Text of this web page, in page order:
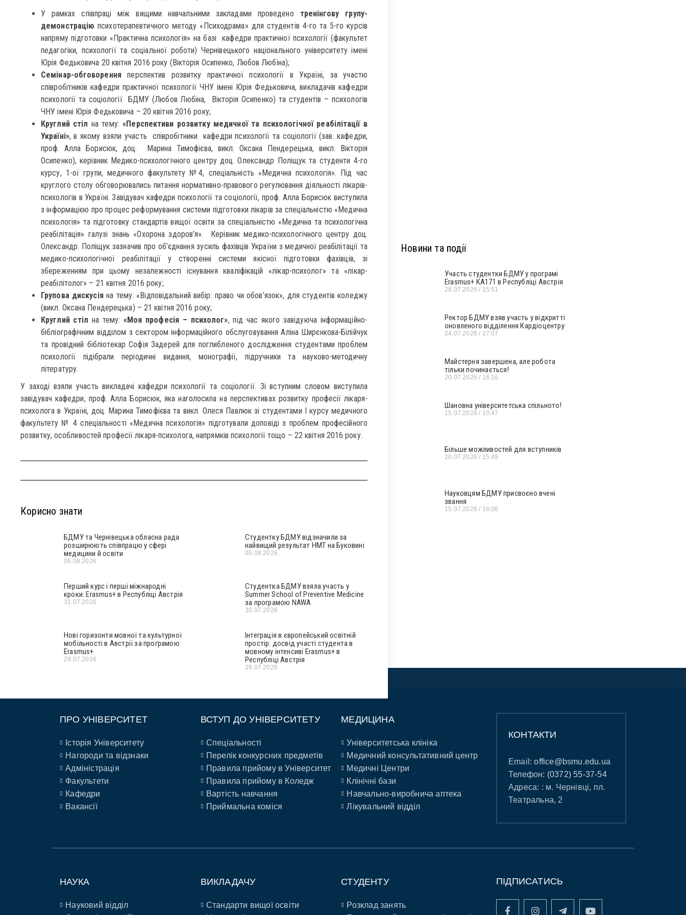
У рамках співпраці між вищими навчальними закладами проведено тренінгову групу-
демонстрацію психотерапевтичного методу «Психодрама» для студентів 4-го та 5-го курсів
напряму підготовки «Практична психологія» на базі кафедри практичної психології (факультет
педагогіки, психології та соціальної роботи) Чернівецького національного університету імені
Юрія Федьковича 20 квітня 2016 року (Вікторія Осипенко, Любов Любіна);
Семінар-обговоренняперспектив розвитку практичної психології в Україні, за участю
співробітників кафедри практичної психології ЧНУ імені Юрія Федьковича, викладачів кафедри
психології та соціології БДМУ (Любов Любіна, Вікторія Осипенко) та студентів – психологів
ЧНУ імені Юрія Федьковича – 20 квітня 2016 року;
Круглий стіл на тему:«Перспективи розвитку медичної та психологічної реабілітації в
Україні», в якому взяли участь співробітники кафедри психології та соціології (зав. кафедри,
проф. Алла Борисюк, доц. Марина Тимофієва, викл. Оксана Пендерецька, викл. Вікторія
Осипенко), керівник Медико-психологічного центру доц. Олександр Поліщук та студенти 4-го
курсу, 1-ої групи, медичного факультету №4, спеціальність «Медична психологія». Під час
круглого столу обговорювались питання нормативно-правового регулювання діяльності лікарів-
психологів в Україні. Завідувач кафедри психології та соціології, проф. Алла Борисюк виступила
з інформацією про процес реформування системи підготовки лікарів за спеціальністю «Медична
психологія» та підготовку стандартів вищої освіти за спеціальністю «Медична та психологічна
реабілітація» галузі знань «Охорона здоров’я». Керівник медико-психологічного центру доц.
Олександр. Поліщук зазначив про об’єднання зусиль фахівців України з медичної реабілітації та
медико-психологічної реабілітації у створенні системи якісної підготовки фахівців, зі
збереженням при цьому незалежності існування кваліфікацій «лікар-психолог» та «лікар-
реабілітолог» – 21 квітня 2016 року;
Групова дискусіяна тему: «Відповідальний вибір: право чи обов’язок», для студентів коледжу
(викл. Оксана Пендерецька) – 21 квітня 2016 року;
Круглий стіл на тему: «Моя професія – психолог», під час якого завідуюча інформаційно-
бібліографічним відділом з сектором інформаційного обслуговування Аліна Ширєнкова-Білійчук
та провідний бібліотекар Софія Задерей для поглибленого дослідження студентами проблем
психології підібрали періодичні видання, монографії, підручники та науково-методичну
літературу.
У заході взяли участь викладачі кафедри психології та соціології. Зі вступним словом виступила
завідувач кафедри, проф. Алла Борисюк, яка наголосила на перспективах розвитку професії лікаря-
психолога в Україні, доц. Марина Тимофієва та викл. Олеся Павлюк зі студентами І курсу медичного
факультету № 4 спеціальності «Медична психологія» підготували доповіді з проблем професійного
розвитку, особливостей професії лікаря-психолога, напрямків психології тощо – 22 квітня 2016 року.
Корисно знати
БДМУ та Чернівецька обласна рада
розширюють співпрацю у сфері
медицини й освіти
05.08.2026
Студентку БДМУ відзначили за
найвищий результат НМТ на Буковині
05.08.2026
Перший курс і перші міжнародні
кроки: Erasmus+ в Республіці Австрія
31.07.2026
Студентка БДМУ взяла участь у
Summer School of Preventive Medicine
за програмою NAWA
30.07.2026
Нові горизонти мовної та культурної
мобільності в Австрії за програмою
Erasmus+
29.07.2026
Інтеграція в європейський освітній
простір: досвід участі студента в
мовному інтенсиві Erasmus+ в
Республіці Австрія
29.07.2026
Новини та події
Участь студентки БДМУ у програмі
Erasmus+ KA171 в Республіці Австрія
28.07.2026 15:51
Ректор БДМУ взяв участь у відкритті
оновленого відділення Кардіоцентру
24.07.2026 17:07
Майстерня завершена, але робота
тільки починається!
20.07.2026 16:16
Шановна університетська спільното!
15.07.2026 10:47
Більше можливостей для вступників
20.07.2026 15:49
Науковцям БДМУ присвоєно вчені
звання
15.07.2026 16:06
ПРО УНІВЕРСИТЕТ
Історія Університету
Нагороди та відзнаки
Адміністрація
Факультети
Кафедри
Вакансії
ВСТУП ДО УНІВЕРСИТЕТУ
Спеціальності
Перелік конкурсних предметів
Правила прийому в Університет
Правила прийому в Коледж
Вартість навчання
Приймальна коміся
МЕДИЦИНА
Університетська клініка
Медичний консультативний центр
Медичні Центри
Клінічні бази
Навчально-виробнича аптека
Лікувальний відділ
КОНТАКТИ
Email:office@bsmu.edu.ua
Телефон: (0372) 55-37-54
Адреса: : м. Чернівці, пл.
Театральна, 2
НАУКА
Науковий відділ
ВИКЛАДАЧУ
Стандарти вищої освіти
СТУДЕНТУ
Розклад занять
ПІДПИСАТИСЬ